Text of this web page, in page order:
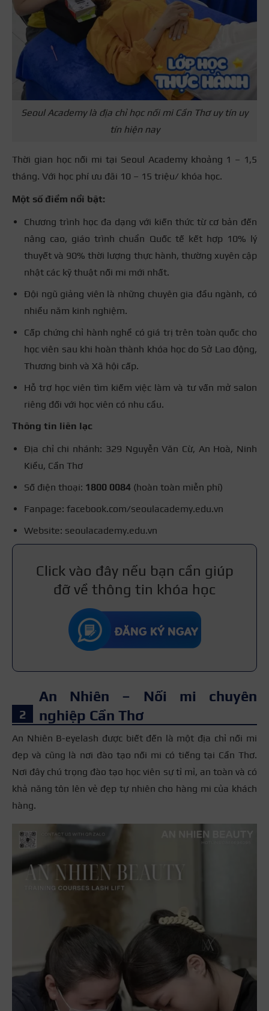
Seoul Academy là địa chỉ học nối mi Cần Thơ uy tín uy
tín hiện nay
Thời gian học nối mi tại Seoul Academy khoảng 1 – 1,5
tháng. Với học phí ưu đãi 10 – 15 triệu/ khóa học.
Một số điểm nổi bật:
Chương trình học đa dạng với kiến thức từ cơ bản đến
nâng cao, giáo trình chuẩn Quốc tế kết hợp 10% lý
thuyết và 90% thời lượng thực hành, thường xuyên cập
nhật các kỹ thuật nối mi mới nhất.
Đội ngũ giảng viên là những chuyên gia đầu ngành, có
nhiều năm kinh nghiệm.
Cấp chứng chỉ hành nghề có giá trị trên toàn quốc cho
học viên sau khi hoàn thành khóa học do Sở Lao động,
Thương binh và Xã hội cấp.
Hỗ trợ học viên tìm kiếm việc làm và tư vấn mở salon
riêng đối với học viên có nhu cầu.
Thông tin liên lạc
Địa chỉ chi nhánh: 329 Nguyễn Văn Cừ, An Hoà, Ninh
Kiều, Cần Thơ
Số điện thoại: 1800 0084 (hoàn toàn miễn phí)
Fanpage: facebook.com/seoulacademy.edu.vn
Website: seoulacademy.edu.vn
Click vào đây nếu bạn cần giúp
đỡ về thông tin khóa học
An Nhiên – Nối mi chuyên
nghiệp Cần Thơ
An Nhiên B-eyelash được biết đến là một địa chỉ nối mi
đẹp và cũng là nơi đào tạo nối mi có tiếng tại Cần Thơ.
Nơi đây chú trọng đào tạo học viên sự tỉ mỉ, an toàn và có
khả năng tôn lên vẻ đẹp tự nhiên cho hàng mi của khách
hàng.